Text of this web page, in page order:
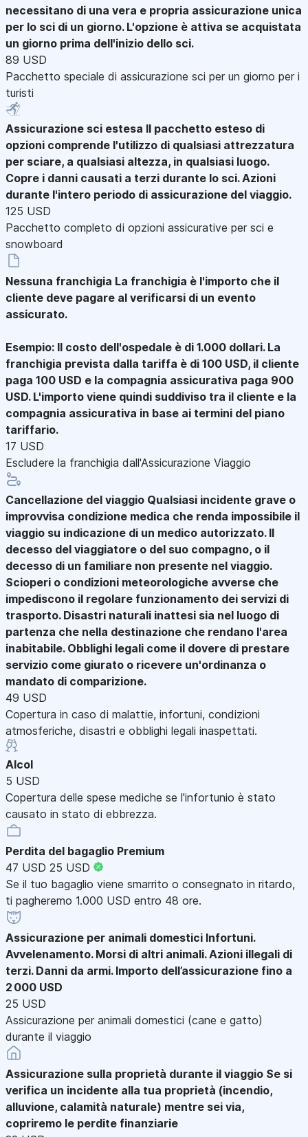
necessitano di una vera e propria assicurazione unica
per lo sci di un giorno. L'opzione è attiva se acquistata
un giorno prima dell'inizio dello sci.
89 USD
Pacchetto speciale di assicurazione sci per un giorno per i
turisti
Assicurazione sci estesa Il pacchetto esteso di
opzioni comprende l'utilizzo di qualsiasi attrezzatura
per sciare, a qualsiasi altezza, in qualsiasi luogo.
Copre i danni causati a terzi durante lo sci. Azioni
durante l'intero periodo di assicurazione del viaggio.
125 USD
Pacchetto completo di opzioni assicurative per sci e
snowboard
Nessuna franchigia La franchigia è l'importo che il
cliente deve pagare al verificarsi di un evento
assicurato.
Esempio: Il costo dell'ospedale è di 1.000 dollari. La
franchigia prevista dalla tariffa è di 100 USD, il cliente
paga 100 USD e la compagnia assicurativa paga 900
USD. L'importo viene quindi suddiviso tra il cliente e la
compagnia assicurativa in base ai termini del piano
tariffario.
17 USD
Escludere la franchigia dall'Assicurazione Viaggio
Cancellazione del viaggio Qualsiasi incidente grave o
improvvisa condizione medica che renda impossibile il
viaggio su indicazione di un medico autorizzato. Il
decesso del viaggiatore o del suo compagno, o il
decesso di un familiare non presente nel viaggio.
Scioperi o condizioni meteorologiche avverse che
impediscono il regolare funzionamento dei servizi di
trasporto. Disastri naturali inattesi sia nel luogo di
partenza che nella destinazione che rendano l'area
inabitabile. Obblighi legali come il dovere di prestare
servizio come giurato o ricevere un'ordinanza o
mandato di comparizione.
49 USD
Copertura in caso di malattie, infortuni, condizioni
atmosferiche, disastri e obblighi legali inaspettati.
Alcol
5 USD
Copertura delle spese mediche se l'infortunio è stato
causato in stato di ebbrezza.
Perdita del bagaglio Premium
47 USD 25 USD
Se il tuo bagaglio viene smarrito o consegnato in ritardo,
ti pagheremo 1.000 USD entro 48 ore.
Assicurazione per animali domestici Infortuni.
Avvelenamento. Morsi di altri animali. Azioni illegali di
terzi. Danni da armi. Importo dell’assicurazione fino a
2 000 USD
25 USD
Assicurazione per animali domestici (cane e gatto)
durante il viaggio
Assicurazione sulla proprietà durante il viaggio Se si
verifica un incidente alla tua proprietà (incendio,
alluvione, calamità naturale) mentre sei via,
copriremo le perdite finanziarie